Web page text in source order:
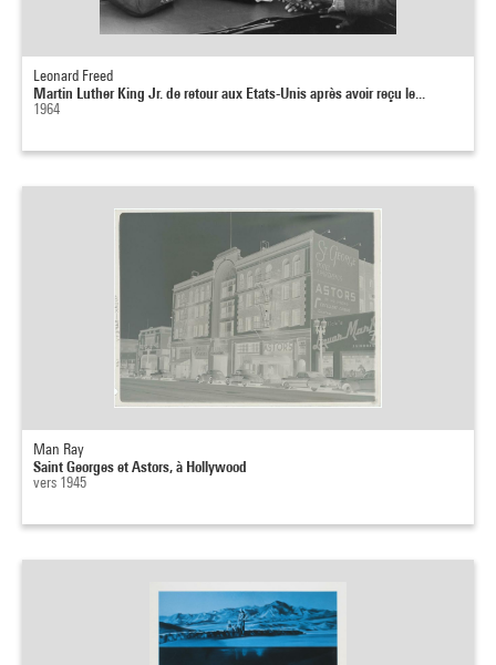
Leonard Freed
Martin Luther King Jr. de retour aux Etats-Unis après avoir reçu le...
1964
Man Ray
Saint Georges et Astors, à Hollywood
vers 1945